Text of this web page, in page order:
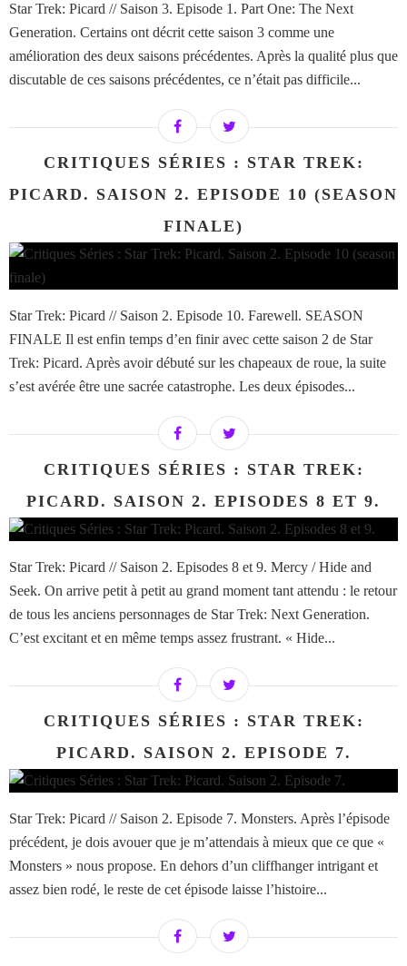
Star Trek: Picard // Saison 3. Episode 1. Part One: The Next
Generation. Certains ont décrit cette saison 3 comme une
amélioration des deux saisons précédentes. Après la qualité plus que
discutable de ces saisons précédentes, ce n’était pas difficile...
CRITIQUES SÉRIES : STAR TREK:
PICARD. SAISON 2. EPISODE 10 (SEASON
FINALE)
Star Trek: Picard // Saison 2. Episode 10. Farewell. SEASON
FINALE Il est enfin temps d’en finir avec cette saison 2 de Star
Trek: Picard. Après avoir débuté sur les chapeaux de roue, la suite
s’est avérée être une sacrée catastrophe. Les deux épisodes...
CRITIQUES SÉRIES : STAR TREK:
PICARD. SAISON 2. EPISODES 8 ET 9.
Star Trek: Picard // Saison 2. Episodes 8 et 9. Mercy / Hide and
Seek. On arrive petit à petit au grand moment tant attendu : le retour
de tous les anciens personnages de Star Trek: Next Generation.
C’est excitant et en même temps assez frustrant. « Hide...
CRITIQUES SÉRIES : STAR TREK:
PICARD. SAISON 2. EPISODE 7.
Star Trek: Picard // Saison 2. Episode 7. Monsters. Après l’épisode
précédent, je dois avouer que je m’attendais à mieux que ce que «
Monsters » nous propose. En dehors d’un cliffhanger intrigant et
assez bien rodé, le reste de cet épisode laisse l’histoire...